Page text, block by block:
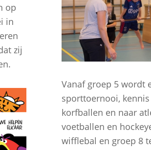
op
in
zij
Vanaf groep 5 wordt
sporttoernooi,
korfballen en naar
voetballen en
wifflebal en groep 8